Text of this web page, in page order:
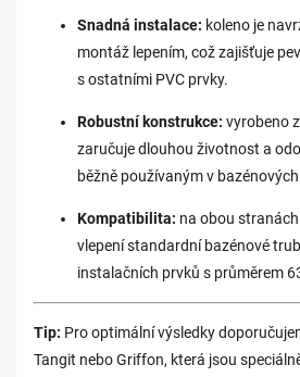
Snadná instalace: koleno je
montáž lepením, což zajišťuje
s ostatními PVC prvky.
Robustní konstrukce: vyrobeno
zaručuje dlouhou životnost a
běžně používaným v
Kompatibilita: na obou
vlepení standardní bazénové
instalačních prvků s průměrem
Tip: Pro optimální výsledky
Tangit nebo Griffon, která jsou